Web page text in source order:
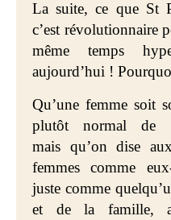
La suite, ce que St
c’est révolutionnaire
même temps
aujourd’hui !
Qu’une femme soit
plutôt normal de
mais qu’on dise
femmes comme
juste comme
et de la famille,